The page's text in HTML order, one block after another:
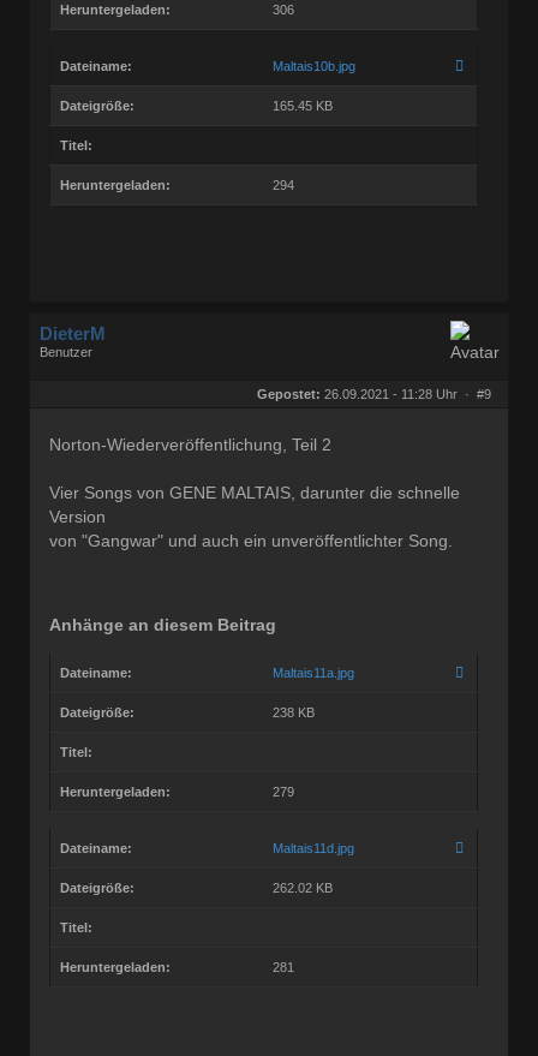
Heruntergeladen: 306
Dateiname: Maltais10b.jpg
Dateigröße: 165.45 KB
Titel:
Heruntergeladen: 294
DieterM
Benutzer
Gepostet: 26.09.2021 - 11:28 Uhr · #9
Norton-Wiederveröffentlichung, Teil 2
Vier Songs von GENE MALTAIS, darunter die schnelle
Version
von "Gangwar" und auch ein unveröffentlichter Song.
Anhänge an diesem Beitrag
Dateiname: Maltais11a.jpg
Dateigröße: 238 KB
Titel:
Heruntergeladen: 279
Dateiname: Maltais11d.jpg
Dateigröße: 262.02 KB
Titel:
Heruntergeladen: 281